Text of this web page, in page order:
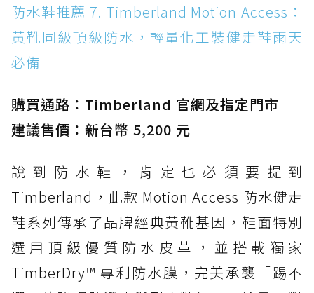
防水鞋推薦 7. Timberland Motion Access：
黃靴同級頂級防水，輕量化工裝健走鞋雨天
必備
購買通路：Timberland 官網及指定門市
建議售價：新台幣 5,200 元
說到防水鞋，肯定也必須要提到
Timberland，此款 Motion Access 防水健走
鞋系列傳承了品牌經典黃靴基因，鞋面特別
選用頂級優質防水皮革，並搭載獨家
TimberDry™ 專利防水膜，完美承襲「踢不